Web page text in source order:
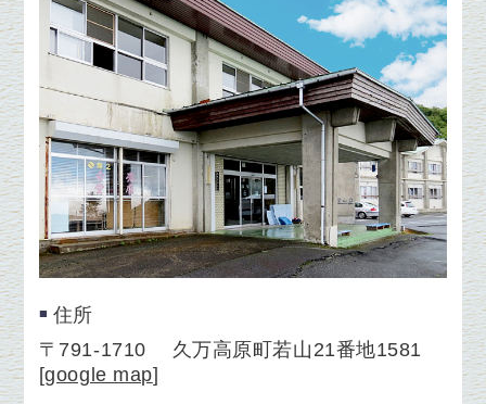
住所
〒791-1710 久万高原町若山21番地1581
[google map]